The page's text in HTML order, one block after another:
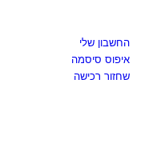
החשבון שלי
איפוס סיסמה
שחזור רכישה